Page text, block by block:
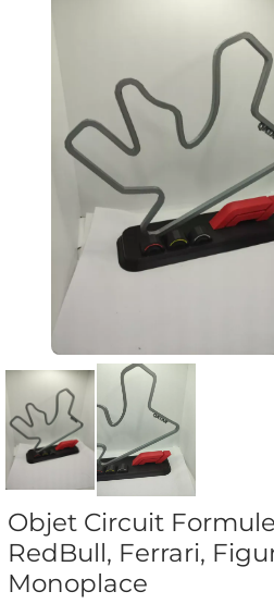
Objet Circuit
RedBull, Ferrari,
Monoplace